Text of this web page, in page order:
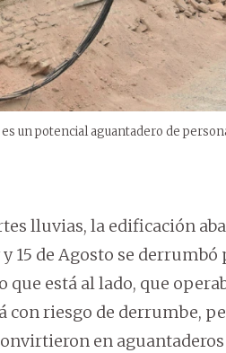
un potencial aguantadero de
lluvias, la edificación
y 15 de Agosto se
está al lado, que
riesgo de derrumbe,
en